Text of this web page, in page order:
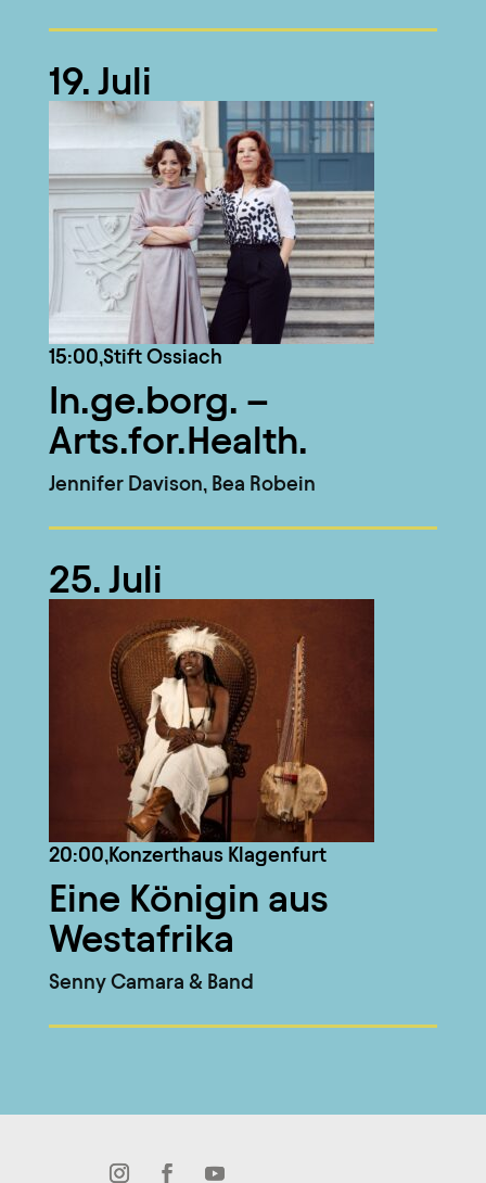
15:00,Stift Ossiach
In.ge.borg. –
Arts.for.Health.
Jennifer Davison, Bea Robein
19. Juli
20:00,Konzerthaus Klagenfurt
Eine Königin aus
Westafrika
Senny Camara & Band
25. Juli